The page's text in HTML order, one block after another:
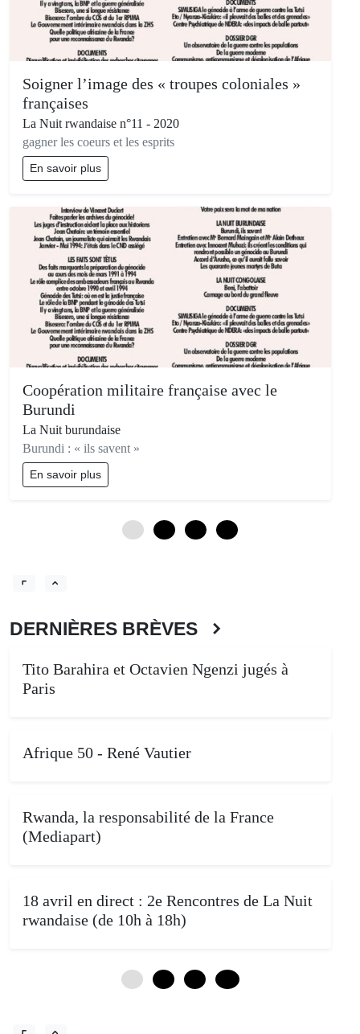
Soigner l’image des « troupes coloniales »
françaises
La Nuit rwandaise n°11 - 2020
gagner les coeurs et les esprits
En savoir plus
Coopération militaire française avec le
Burundi
La Nuit burundaise
Burundi : « ils savent »
En savoir plus
DERNIÈRES BRÈVES
Tito Barahira et Octavien Ngenzi jugés à
Paris
Afrique 50 - René Vautier
Rwanda, la responsabilité de la France
(Mediapart)
18 avril en direct : 2e Rencontres de La Nuit
rwandaise (de 10h à 18h)